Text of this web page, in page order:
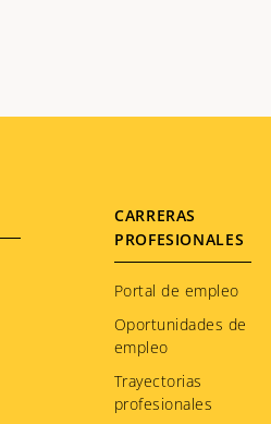
CARRERAS
PROFESIONALES
Portal de empleo
Oportunidades de
empleo
Trayectorias
profesionales